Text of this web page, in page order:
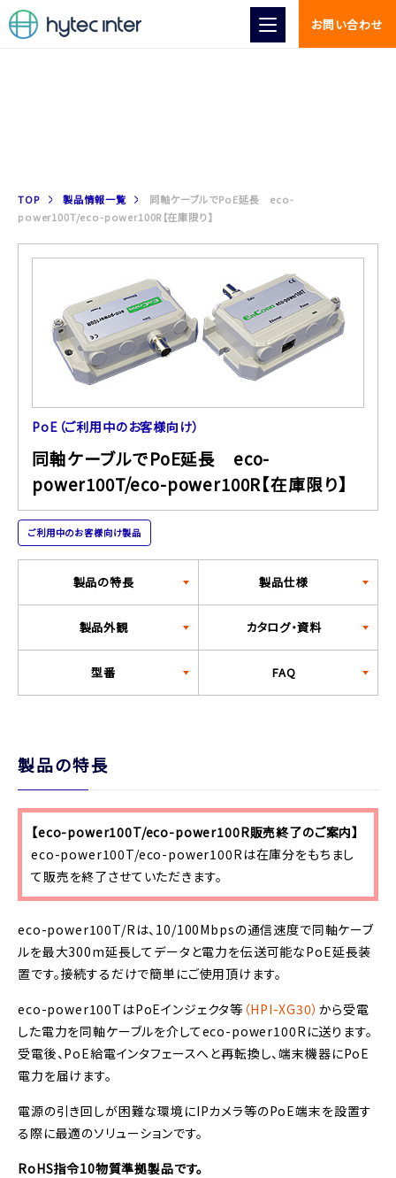
お問い合わせ
TOP 製品情報一覧
同軸ケーブルでPoE延長 eco-
power100T/eco-power100R【在庫限り】
PoE（ご利用中のお客様向け）
同軸ケーブルでPoE延長 eco-
power100T/eco-power100R【在庫限り】
ご利用中のお客様向け製品
製品の特長 製品仕様
製品外観 カタログ・資料
型番 FAQ
製品の特長
【eco-power100T/eco-power100R販売終了のご案内】
eco-power100T/eco-power100Rは在庫分をもちまし
て販売を終了させていただきます。
eco-power100T/Rは、10/100Mbpsの通信速度で同軸ケーブ
ルを最大300m延長してデータと電力を伝送可能なPoE延長装
置です。接続するだけで簡単にご使用頂けます。
eco-power100TはPoEインジェクタ等 （HPI-XG30） から受電
した電力を同軸ケーブルを介してeco-power100Rに送ります。
受電後、PoE給電インタフェースへと再転換し、端末機器にPoE
電力を届けます。
電源の引き回しが困難な環境にIPカメラ等のPoE端末を設置す
る際に最適のソリューションです。
RoHS指令10物質準拠製品です。